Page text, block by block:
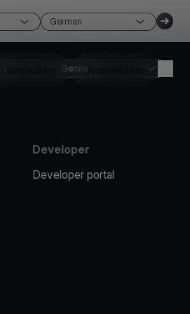
German
erstellen Anmelden
German
Developer
Developer portal